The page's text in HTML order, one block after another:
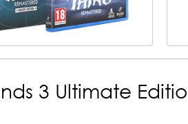
3 Ultimate